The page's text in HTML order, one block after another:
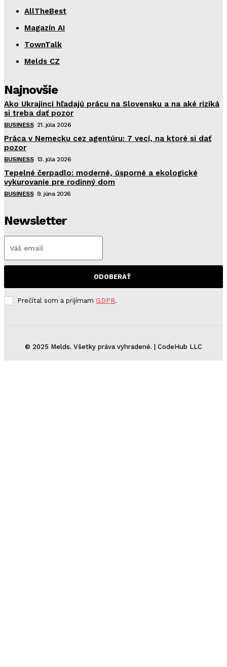
AllTheBest
Magazín AI
TownTalk
Melds CZ
Najnovšie
Ako Ukrajinci hľadajú prácu na Slovensku a na aké riziká
si treba dať pozor
BUSINESS 21. júla 2026
Práca v Nemecku cez agentúru: 7 vecí, na ktoré si dať
pozor
BUSINESS 13. júla 2026
Tepelné čerpadlo: moderné, úsporné a ekologické
vykurovanie pre rodinný dom
BUSINESS 9. júna 2026
Newsletter
ODOBERAŤ
Prečítal som a prijímam GDPR.
© 2025 Melds. Všetky práva vyhradené. | CodeHub LLC